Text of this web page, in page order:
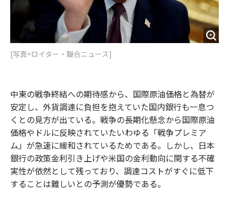
[写真=ロイター・聯合ニュース]
中東の戦争終結への期待感から、国際原油価格と為替が
安定し、外貨調達に負担を抱えていた国内銀行も一息つ
くとの見方が出ている。戦争の長期化懸念から国際原油
価格やドルに反映されていたいわゆる「戦争プレミア
ム」が急速に緩和されているためである。しかし、日本
銀行の政策金利引き上げや米国の金利動向に関する不確
実性が依然として残っており、調達コストがすぐに低下
することは難しいとの予測が優勢である。